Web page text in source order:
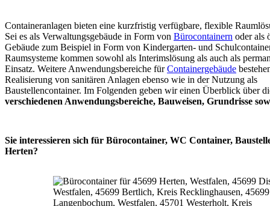
Containeranlagen bieten eine kurzfristig verfügbare, flexible
Sei es als Verwaltungsgebäude in Form von Bürocontainern oder als
Gebäude zum Beispiel in Form von Kindergarten- und
Raumsysteme kommen sowohl als Interimslösung als auch als
Einsatz. Weitere Anwendungsbereiche fürContainergebäude
Realisierung von sanitären Anlagen ebenso wie in der Nutzung als
Baustellencontainer. Im Folgenden geben wir einen Überblick über
verschiedenen Anwendungsbereiche, Bauweisen, Grundrisse
Sie interessieren sich für Bürocontainer, WC Container,
Herten?